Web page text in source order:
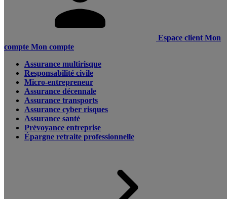
Espace client Mon
compte Mon compte
Assurance multirisque
Responsabilité civile
Micro-entrepreneur
Assurance décennale
Assurance transports
Assurance cyber risques
Assurance santé
Prévoyance entreprise
Épargne retraite professionnelle